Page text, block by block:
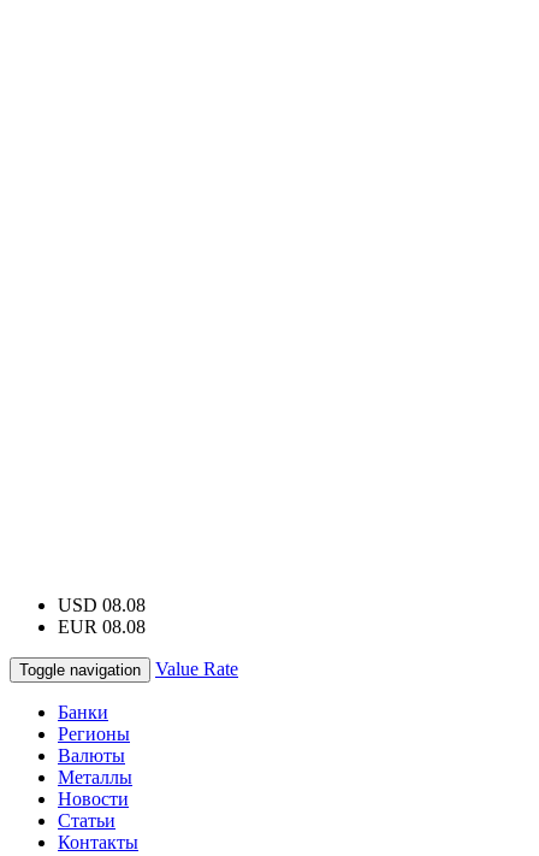
USD 08.08
EUR 08.08
Toggle navigation Value Rate
Банки
Регионы
Валюты
Металлы
Новости
Статьи
Контакты